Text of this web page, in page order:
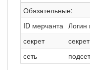
Обязательные:
ID мерчанта Логин
секрет
сеть